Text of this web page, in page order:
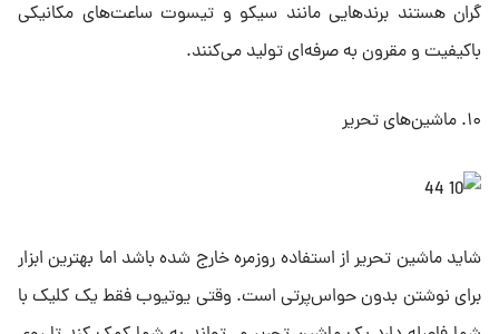
گران هستند برندهایی مانند سیکو و تیسوت ساعت‌های مکانیکی
باکیفیت و مقرون به صرفه‌ای تولید می‌کنند.
۱۰. ماشین‌های تحریر
شاید ماشین تحریر از استفاده روزمره خارج شده باشد اما بهترین ابزار
برای نوشتن بدون حواس‌پرتی است. وقتی یوتیوب فقط یک کلیک با